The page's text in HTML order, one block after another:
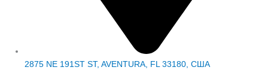
2875 NE 191ST ST, AVENTURA, FL 33180, США